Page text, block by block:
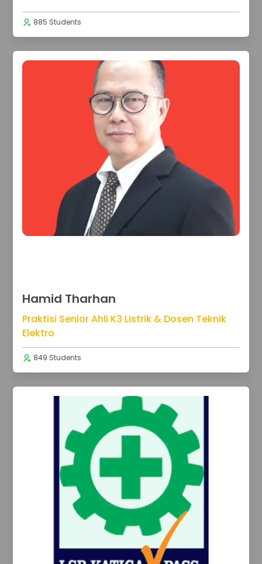
885 Students
Hamid Tharhan
Praktisi Senior Ahli K3 Listrik & Dosen Teknik
Elektro
849 Students